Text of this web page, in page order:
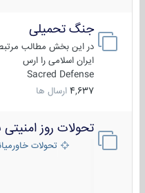
جنگ تحمیلی
در این بخش مطالب
ایران اسلامی را ارس
Sacred Defense
4,637 ارسال ها
تحولات روز امنیتی
تحولات خاورمیانه